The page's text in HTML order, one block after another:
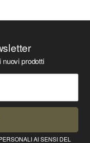
nuovi prodotti
AI SENSI DEL